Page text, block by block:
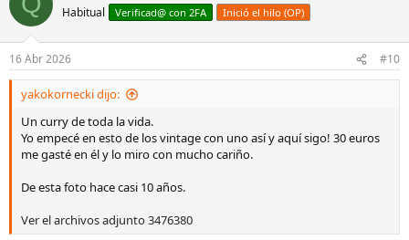
i
e
s
Habitual Verificad@ con 2FA Inició el hilo (OP)
16 Abr 2026 #10
yakokornecki dijo:
Un curry de toda la vida.
Yo empecé en esto de los vintage con uno así y aquí sigo! 30 euros
me gasté en él y lo miro con mucho cariño.
De esta foto hace casi 10 años.
Ver el archivos adjunto 3476380